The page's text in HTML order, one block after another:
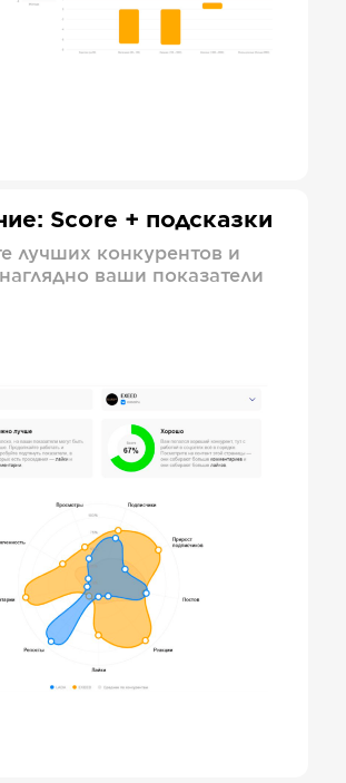
Score + подсказки
лучших конкурентов и
ваши показатели